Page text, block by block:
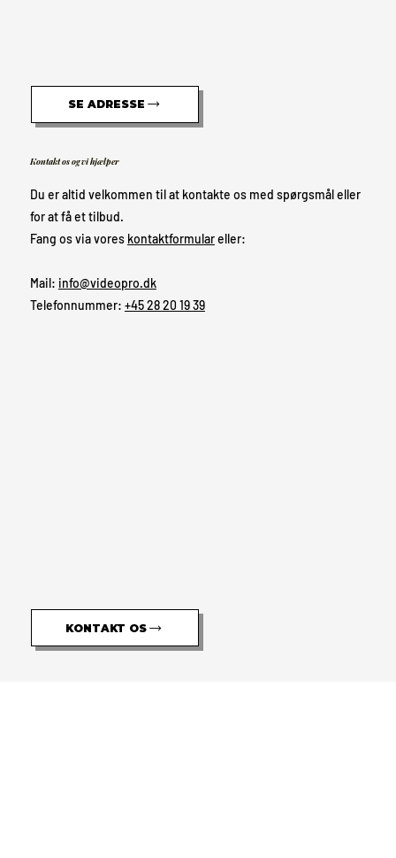
SE ADRESSE
Kontakt os og vi hjælper
Du er altid velkommen til at kontakte os med spørgsmål eller
for at få et tilbud.
Fang os via vores kontaktformulareller:
Mail: info@videopro.dk
Telefonnummer: +45 28 20 19 39
KONTAKT OS